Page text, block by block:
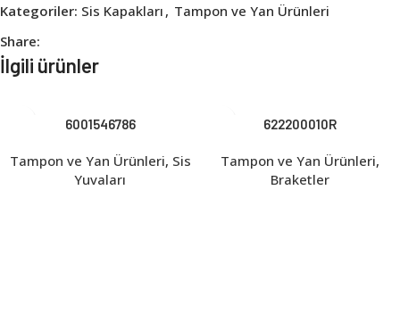
Kategoriler: Sis Kapakları , Tampon ve Yan Ürünleri
Share:
İlgili ürünler
6001546786
Tampon ve Yan Ürünleri, Sis
Yuvaları
622200010R
Tampon ve Yan Ürünleri,
Braketler